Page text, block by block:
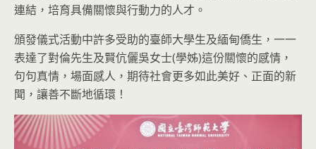
連結，培育具備關懷與行動力的人才。
頒發儀式活動中許多受助的臺師大學生及緬甸僑生，一一
表達了對倫先生及賢伉儷吳女士(學姊)這份關懷的感情，
句句真情，場面感人，期待社會更多如此美好、正面的新
聞，讓善不斷地循環！